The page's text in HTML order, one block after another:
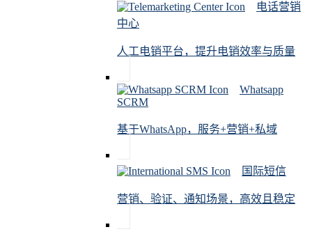
电话营销
中心
人工电销平台，提升电销效率与质量
Whatsapp
SCRM
基于WhatsApp，服务+营销+私域
国际短信
营销、验证、通知场景，高效且稳定